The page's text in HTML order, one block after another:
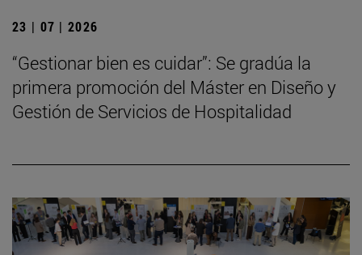
23 | 07 | 2026
“Gestionar bien es cuidar”: Se gradúa la
primera promoción del Máster en Diseño y
Gestión de Servicios de Hospitalidad